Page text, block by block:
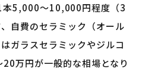
本5,000〜10,000円程度（3
自費のセラミック（オール
ガラスセラミックやジルコ
万円が一般的な相場となり